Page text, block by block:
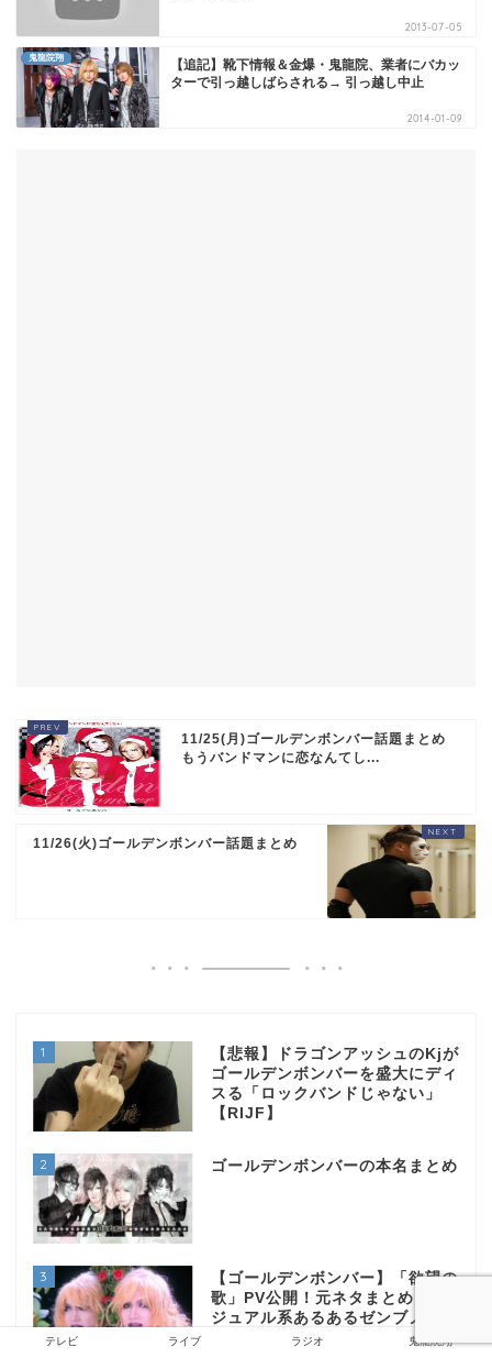
2013-07-05
鬼龍院翔
【追記】靴下情報＆金爆・鬼龍院、業者にバカッ
ターで引っ越しばらされる→ 引っ越し中止
2014-01-09
11/25(月)ゴールデンボンバー話題まとめ
もうバンドマンに恋なんてし...
11/26(火)ゴールデンボンバー話題まとめ
1
【悲報】ドラゴンアッシュのKjが
ゴールデンボンバーを盛大にディ
スる「ロックバンドじゃない」
【RIJF】
2 ゴールデンボンバーの本名まとめ
3
【ゴールデンボンバー】「欲望の
歌」PV公開！元ネタまとめ：ビ
ジュアル系あるあるゼンブノセヤ
サイマシマシアブラオオメ
テレビ ライブ ラジオ 鬼龍院翔